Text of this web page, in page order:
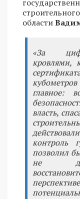
области
«За
кровлями,
главное:
власть,
контроль
позволил
не